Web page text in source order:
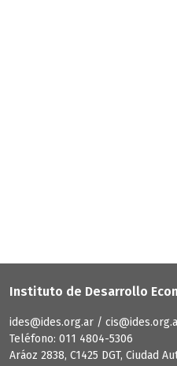
Instituto de Desarrollo
ides@ides.org.ar /
Teléfono: 011 4804-5306
Aráoz 2838, C1425 DGT, Ciudad